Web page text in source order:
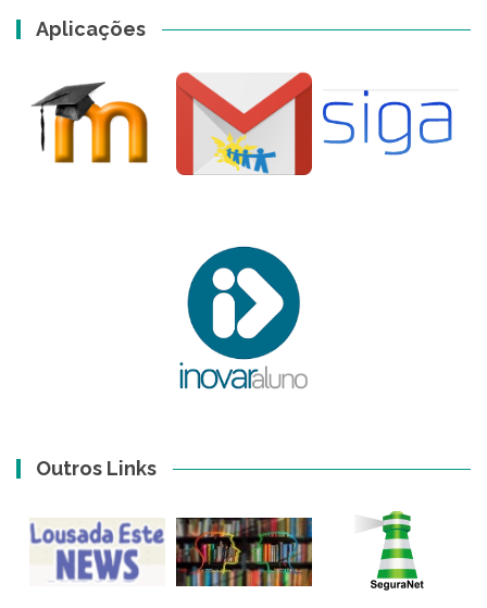
Aplicações
Outros Links